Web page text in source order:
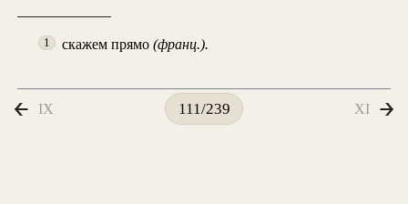
1 скажем прямо(франц.).
IX 111/239 XI